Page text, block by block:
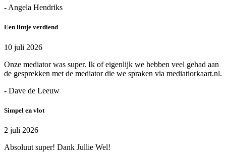
- Angela Hendriks
Een lintje verdiend
10 juli 2026
Onze mediator was super. Ik of eigenlijk we hebben veel gehad aan
de gesprekken met de mediator die we spraken via mediatiorkaart.nl.
- Dave de Leeuw
Simpel en vlot
2 juli 2026
Absoluut super! Dank Jullie Wel!